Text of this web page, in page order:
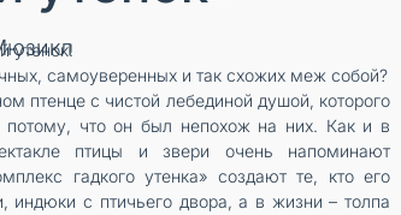
утенок!
самоуверенных и так схожих меж собой?
птенце с чистой лебединой душой, которого
потому, что он был непохож на них. Как и в
птицы и звери очень напоминают
гадкого утенка» создают те, кто его
индюки с птичьего двора, а в жизни – толпа